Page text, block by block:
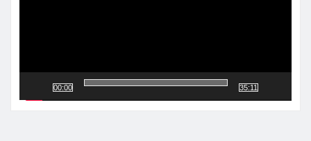
00:00 35:11